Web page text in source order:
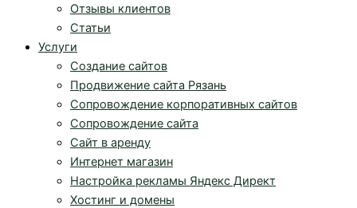
Отзывы клиентов
Статьи
Услуги
Создание сайтов
Продвижение сайта Рязань
Сопровождение корпоративных сайтов
Сопровождение сайта
Сайт в аренду
Интернет магазин
Настройка рекламы Яндекс Директ
Хостинг и домены